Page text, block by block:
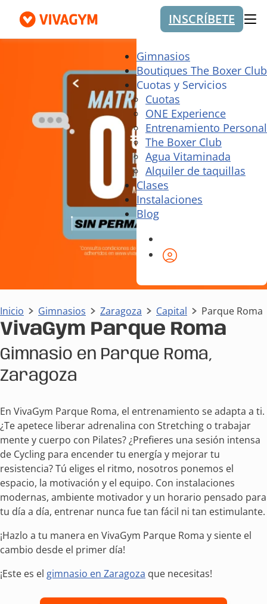
INSCRÍBETE
Gimnasios
Boutiques The Boxer Club
Cuotas y Servicios
Cuotas
ONE Experience
Entrenamiento Personal
The Boxer Club
Agua Vitaminada
Alquiler de taquillas
Clases
Instalaciones
Blog
Inicio Gimnasios Zaragoza Capital Parque Roma
VivaGym Parque Roma
Gimnasio en Parque Roma,
Zaragoza
En VivaGym Parque Roma, el entrenamiento se adapta a ti.
¿Te apetece liberar adrenalina con Stretching o trabajar
mente y cuerpo con Pilates? ¿Prefieres una sesión intensa
de Cycling para encender tu energía y mejorar tu
resistencia? Tú eliges el ritmo, nosotros ponemos el
espacio, la motivación y el equipo. Con instalaciones
modernas, ambiente motivador y un horario pensado para
tu día a día, entrenar nunca fue tan fácil ni tan estimulante.
¡Hazlo a tu manera en VivaGym Parque Roma y siente el
cambio desde el primer día!
¡Este es el gimnasio en Zaragoza que necesitas!